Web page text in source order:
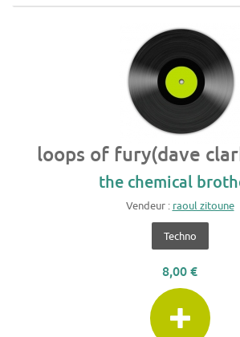
loops of fury(dave
the chemical
Vendeur : raoul zitoune
Techno
8,00 €